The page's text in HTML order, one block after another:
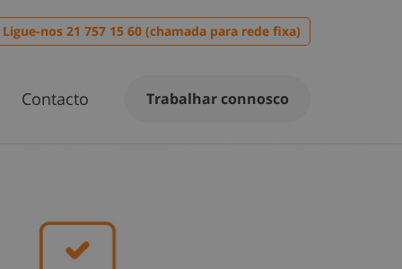
Ligue-nos 21 757 15 60 (chamada para rede fixa)
Contacto Trabalhar connosco